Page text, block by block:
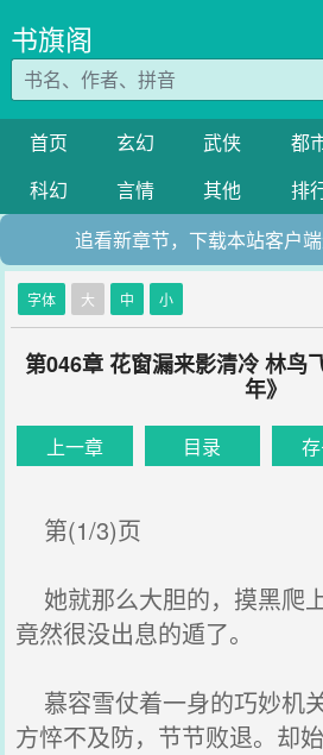
书旗阁
首页 玄幻 武侠 都
科幻
言情 其他 排
追看新章节，下载本站客户
字体 大 中 小
第046章 花窗漏来影清冷 林鸟
年》
上一章 目录
第(1/3)页
她就那么大胆的，摸黑爬
竟然很没出息的遁了。
慕容雪仗着一身的巧妙机
方悴不及防，节节败退。却